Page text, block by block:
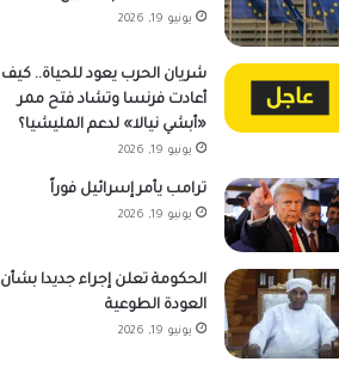
يونيو 19, 2026
شريان الحرب يعود للحياة.. كيف
أعادت فرنسا وتشاد فتح ممر
«أبشي نيالا» لدعم المليشيا؟
يونيو 19, 2026
ترامب يأمر إسرائيل فوراً
يونيو 19, 2026
الحكومة تعلن إجراء جديدا بشأن
العودة الطوعية
يونيو 19, 2026